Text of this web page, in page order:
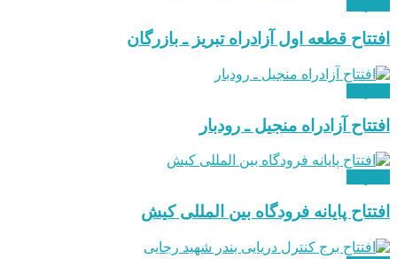
افتتاح قطعه اول آزادراه تبریز ـ بازرگان
افتتاح آزادراه منجیل ـ رودبار
افتتاح پایانه فرودگاه بین المللی کیش